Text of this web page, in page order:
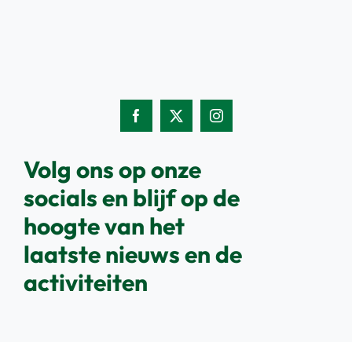
Volg ons op onze
socials en blijf op de
hoogte van het
laatste nieuws en de
activiteiten